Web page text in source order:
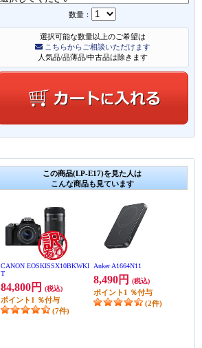
数量：
選択可能な数量以上のご希望は
こちらからご相談いただけます
人気品/品薄品/中古品は除きます
この商品(LP-E17)を見た人は
こんな商品も見ています
CANON EOSKISSX10BKWKI
T
84,800円 (税込)
ポイント 1 ％付与
(7件)
Anker A1664N11
8,490円 (税込)
ポイント 1 ％付与
(2件)